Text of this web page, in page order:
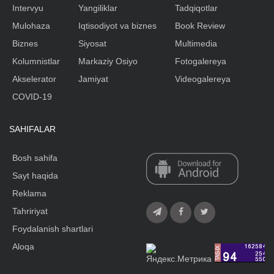
Intervyu
Mulohaza
Biznes
Kolumnistlar
Akselerator
Yangiliklar
Iqtisodiyot va biznes
Siyosat
Markaziy Osiyo
Jamiyat
Tadqiqotlar
Book Review
Multimedia
Fotogalereya
Videogalereya
COVID-19
SAHIFALAR
Bosh sahifa
Sayt haqida
Reklama
Tahririyat
Foydalanish shartlari
Aloqa